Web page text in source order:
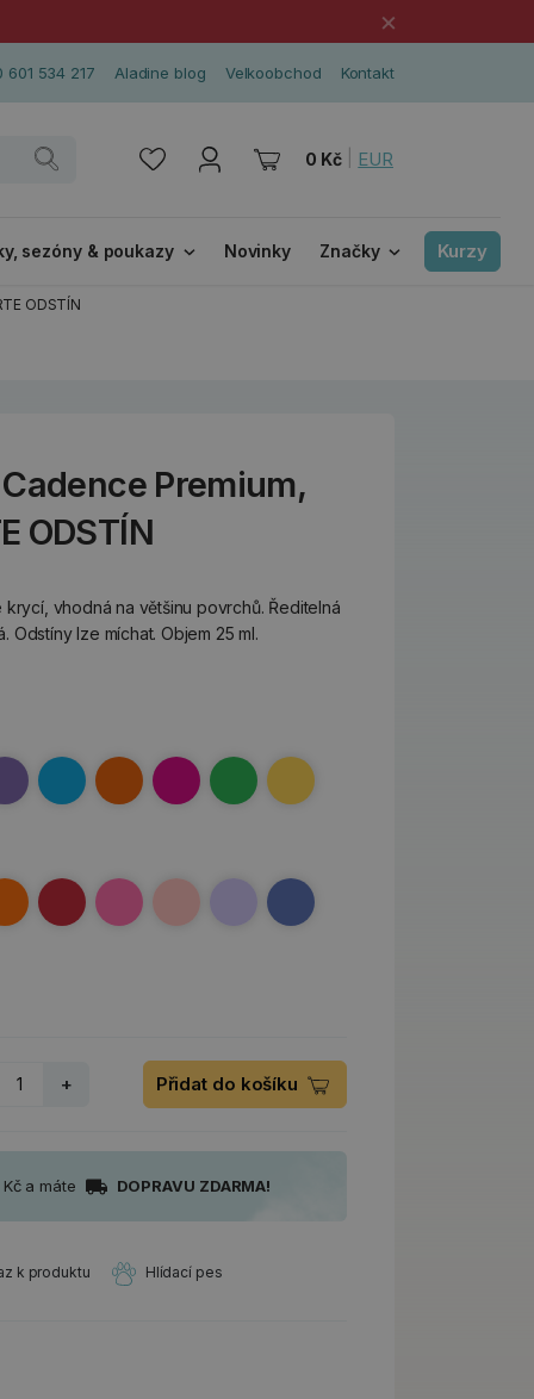
×
601 534 217 Aladine blog Velkoobchod Kontakt
0 Kč EUR
sezóny & poukazy Novinky Značky Kurzy
ODSTÍN
Premium,
ODSTÍN
vhodná na většinu povrchů. Ředitelná
lze míchat. Objem 25 ml.
+ Přidat do košíku
a máte DOPRAVU ZDARMA!
k produktu Hlídací pes